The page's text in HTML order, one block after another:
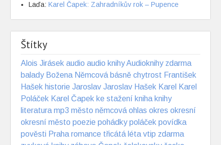
Laďa:Karel Čapek: Zahradníkův rok – Pupence
Štítky
Alois Jirásek audio audio knihyAudioknihy zdarma
balady Božena Němcová básně chytrost František
Hašek historie Jaroslav Jaroslav Hašek Karel
Karel
Poláček Karel Čapek ke stažení kniha knihy
literatura mp3 město němcová ohlas okres okresní
okresní město poezie pohádky poláček povídka
pověsti Praha romance třicátá léta vtip zdarma